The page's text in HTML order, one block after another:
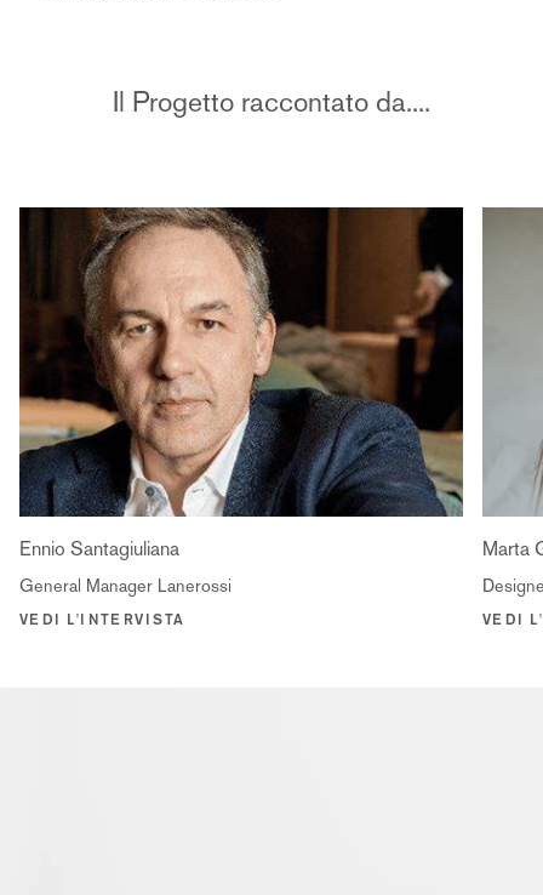
Il Progetto raccontato da....
Ennio Santagiuliana
General Manager Lanerossi
VEDI L'INTERVISTA
Marta
VEDI